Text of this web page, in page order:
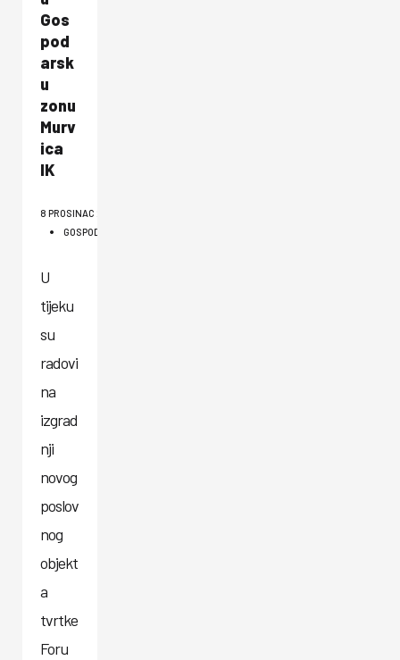
Gos
pod
arsk
u
zonu
Murv
ica
IK
8 PROSINAC 2021
GOSPODARSTVO I PODUZETNIŠTVO
U
tijeku
su
radovi
na
izgrad
nji
novog
poslov
nog
objekt
a
tvrtke
Foru